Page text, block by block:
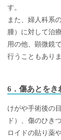
す。
また、婦人科系
腫）に対して治
用の他、顕微鏡
行うこともありま
6．傷あとをき
けがや手術後の
ド）、傷のひき
ロイドの貼り薬